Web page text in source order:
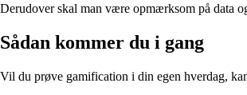
Derudover skal man være opmærksom på data
Sådan kommer du i gang
Vil du prøve gamification i din egen hverdag,